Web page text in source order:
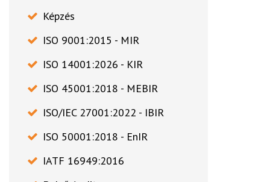
Képzés
ISO 9001:2015 - MIR
ISO 14001:2026 - KIR
ISO 45001:2018 - MEBIR
ISO/IEC 27001:2022 - IBIR
ISO 50001:2018 - EnIR
IATF 16949:2016